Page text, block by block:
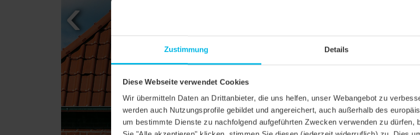
Zustimmung Details
Diese Webseite verwendet Cookies
Wir übermitteln Daten an Drittanbieter, die uns helfen, unser Webangebot zu
werden auch Nutzungsprofile gebildet und angereichert, auch außerhalb des
um bestimmte Dienste zu nachfolgend aufgeführten Zwecken verwenden zu dürfen,